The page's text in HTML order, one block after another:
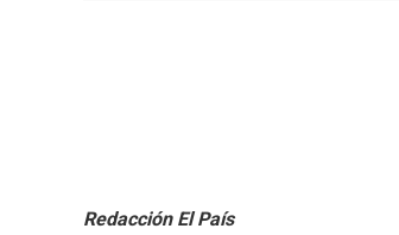
Redacción El País